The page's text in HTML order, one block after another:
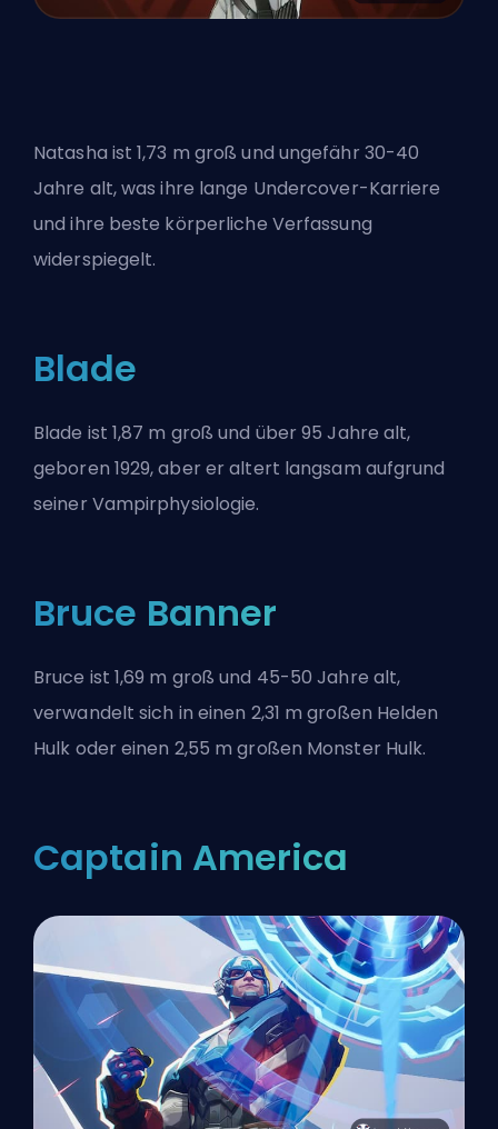
Natasha ist 1,73 m groß und ungefähr 30-40
Jahre alt, was ihre lange Undercover-Karriere
und ihre beste körperliche Verfassung
widerspiegelt.
Blade
Blade ist 1,87 m groß und über 95 Jahre alt,
geboren 1929, aber er altert langsam aufgrund
seiner Vampirphysiologie.
Bruce Banner
Bruce ist 1,69 m groß und 45-50 Jahre alt,
verwandelt sich in einen 2,31 m großen Helden
Hulk oder einen 2,55 m großen Monster Hulk.
Captain America